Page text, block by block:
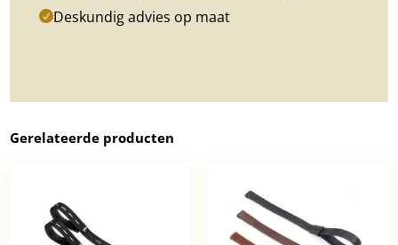
Deskundig advies op maat
Gerelateerde producten